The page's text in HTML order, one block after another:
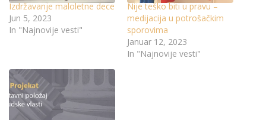
Izdržavanje maloletne dece
Jun 5, 2023
In "Najnovije vesti"
Nije teško biti u pravu –
medijacija u potrošačkim
sporovima
Januar 12, 2023
In "Najnovije vesti"